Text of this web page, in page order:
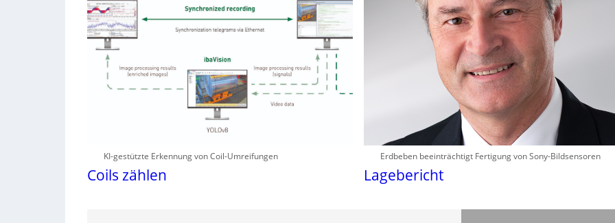
KI-gestützte Erkennung von Coil-Umreifungen
Coils zählen
Erdbeben beeinträchtigt Fertigung von Sony-Bildsensoren
Lagebericht